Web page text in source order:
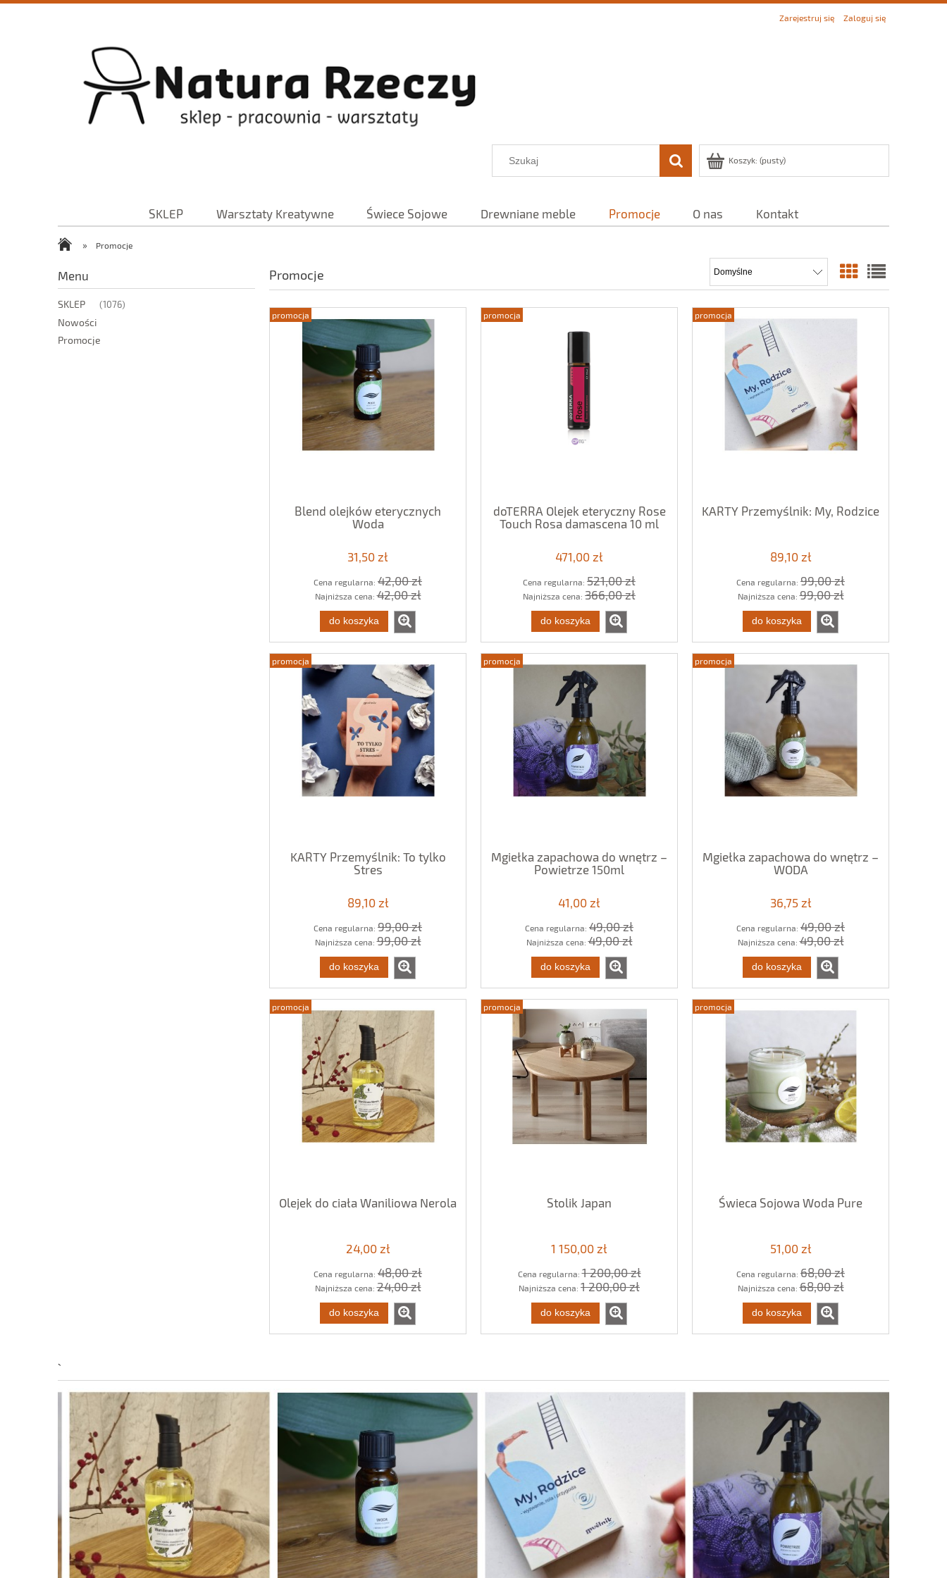
Zarejestruj się Zaloguj się
Koszyk: (pusty)
SKLEP Warsztaty Kreatywne Świece Sojowe Drewniane meble Promocje O nas Kontakt
» Promocje
Menu
SKLEP (1076)
Nowości
Promocje
Promocje
Blend olejków eterycznych
Woda
31,50 zł
Cena regularna: 42,00 zł
Najniższa cena:42,00 zł
do koszyka
promocja
doTERRA Olejek eteryczny Rose
Touch Rosa damascena 10 ml
471,00 zł
Cena regularna: 521,00 zł
Najniższa cena: 366,00 zł
do koszyka
promocja
KARTY Przemyślnik: My, Rodzice
89,10 zł
Cena regularna: 99,00 zł
Najniższa cena:99,00 zł
do koszyka
promocja
KARTY Przemyślnik: To tylko
Stres
89,10 zł
Cena regularna: 99,00 zł
Najniższa cena:99,00 zł
do koszyka
promocja
Mgiełka zapachowa do wnętrz –
Powietrze 150ml
41,00 zł
Cena regularna: 49,00 zł
Najniższa cena:49,00 zł
do koszyka
promocja
Mgiełka zapachowa do wnętrz –
WODA
36,75 zł
Cena regularna: 49,00 zł
Najniższa cena:49,00 zł
do koszyka
promocja
Olejek do ciała Waniliowa Nerola
24,00 zł
Cena regularna: 48,00 zł
Najniższa cena:24,00 zł
do koszyka
promocja
Stolik Japan
1 150,00 zł
Cena regularna:1 200,00 zł
Najniższa cena: 1 200,00 zł
do koszyka
promocja
Świeca Sojowa Woda Pure
51,00 zł
Cena regularna: 68,00 zł
Najniższa cena:68,00 zł
do koszyka
promocja